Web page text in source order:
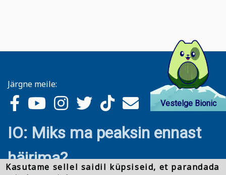
Vestelge Bionic
Järgne meile:
IO: Miks ma peaksin ennast
häirima?
Kasutame sellel saidil küpsiseid, et parandada